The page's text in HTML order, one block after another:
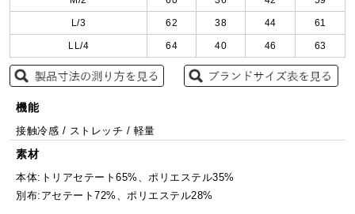
L/3 62 38 44 61
LL/4 64 40 46 63
機能
接触冷感 / ストレッチ / 軽量
素材
本体:トリアセテート65%、ポリエステル35%
別布:アセテート72%、ポリエステル28%